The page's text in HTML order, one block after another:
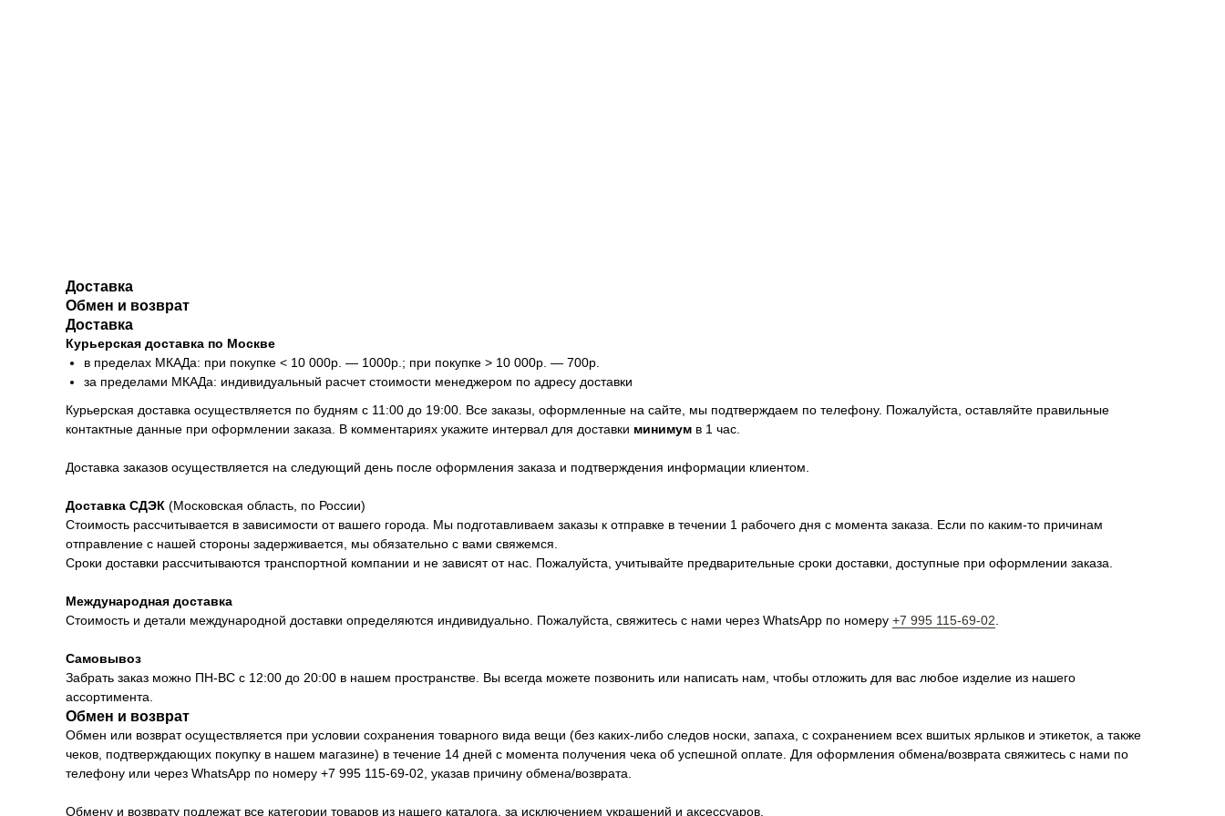
Доставка
Обмен и возврат
Доставка
Курьерская доставка по Москве
в пределах МКАДа: при покупке < 10 000р. — 1000р.; при покупке > 10 000р. — 700р.
за пределами МКАДа: индивидуальный расчет стоимости менеджером по адресу доставки
Курьерская доставка осуществляется по будням с 11:00 до 19:00. Все заказы, оформленные на сайте, мы подтверждаем по телефону. Пожалуйста, оставляйте правильные
контактные данные при оформлении заказа. В комментариях укажите интервал для доставки минимум в 1 час.
Доставка заказов осуществляется на следующий день после оформления заказа и подтверждения информации клиентом.
Доставка СДЭК (Московская область, по России)
Стоимость рассчитывается в зависимости от вашего города. Мы подготавливаем заказы к отправке в течении 1 рабочего дня с момента заказа. Если по каким-то причинам
отправление с нашей стороны задерживается, мы обязательно с вами свяжемся.
Сроки доставки рассчитываются транспортной компании и не зависят от нас. Пожалуйста, учитывайте предварительные сроки доставки, доступные при оформлении заказа.
Международная доставка
Стоимость и детали международной доставки определяются индивидуально. Пожалуйста, свяжитесь с нами через WhatsApp по номеру +7 995 115-69-02
Самовывоз
Забрать заказ можно ПН-ВС с 12:00 до 20:00 в нашем пространстве. Вы всегда можете позвонить или написать нам, чтобы отложить для вас любое изделие из нашего
ассортимента.
Обмен и возврат
Обмен или возврат осуществляется при условии сохранения товарного вида вещи (без каких-либо следов носки, запаха, с сохранением всех вшитых ярлыков и этикеток, а также
чеков, подтверждающих покупку в нашем магазине) в течение 14 дней с момента получения чека об успешной оплате. Для оформления обмена/возврата свяжитесь с нами по
телефону или через WhatsApp по номеру +7 995 115-69-02, указав причину обмена/возврата.
Обмену и возврату подлежат все категории товаров из нашего каталога, за исключением украшений и аксессуаров.